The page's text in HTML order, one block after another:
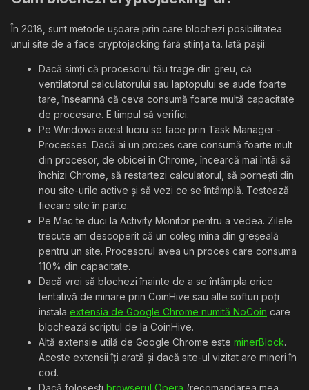
În 2018, sunt metode ușoare prin care blochezi posibilitatea
unui site de a face cryptojacking fără știința ta. Iată pașii:
Dacă simți că procesorul tău trage din greu, că
ventilatorul calculatorului sau laptopului se aude foarte
tare, înseamnă că ceva consumă foarte multă capacitate
de procesare. E timpul să verifici.
Pe Windows acest lucru se face prin Task Manager -
Processes. Dacă ai un proces care consumă foarte mult
din procesor, de obicei în Chrome, încearcă mai întâi să
închizi Chrome, să restartezi calculatorul, să pornești din
nou site-urile active și să vezi ce se întâmplă. Testează
fiecare site în parte.
Pe Mac te duci la Activity Monitor pentru a vedea. Zilele
trecute am descoperit că un coleg mina din greșeală
pentru un site. Procesorul avea un proces care consuma
110% din capacitate.
Dacă vrei să blochezi înainte de a se întâmpla orice
tentativă de minare prin CoinHive sau alte softuri poți
instala extensia de Google Chrome numită NoCoin care
blochează scriptul de la CoinHive.
Altă extensie utilă de Google Chrome este minerBlock.
Aceste extensii îți arată și dacă site-ul vizitat are mineri în
cod.
Dacă folosești browserul Opera (recomandarea mea